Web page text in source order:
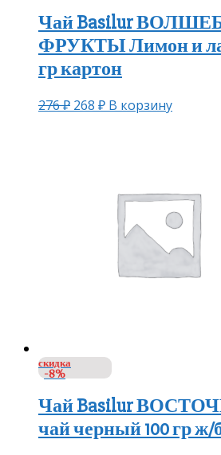
Чай Basilur
ФРУКТЫ Лимон и
гр картон
276₽ 268 ₽ В корзину
скидка
-8%
Чай Basilur
чай черный 100 гр ж/